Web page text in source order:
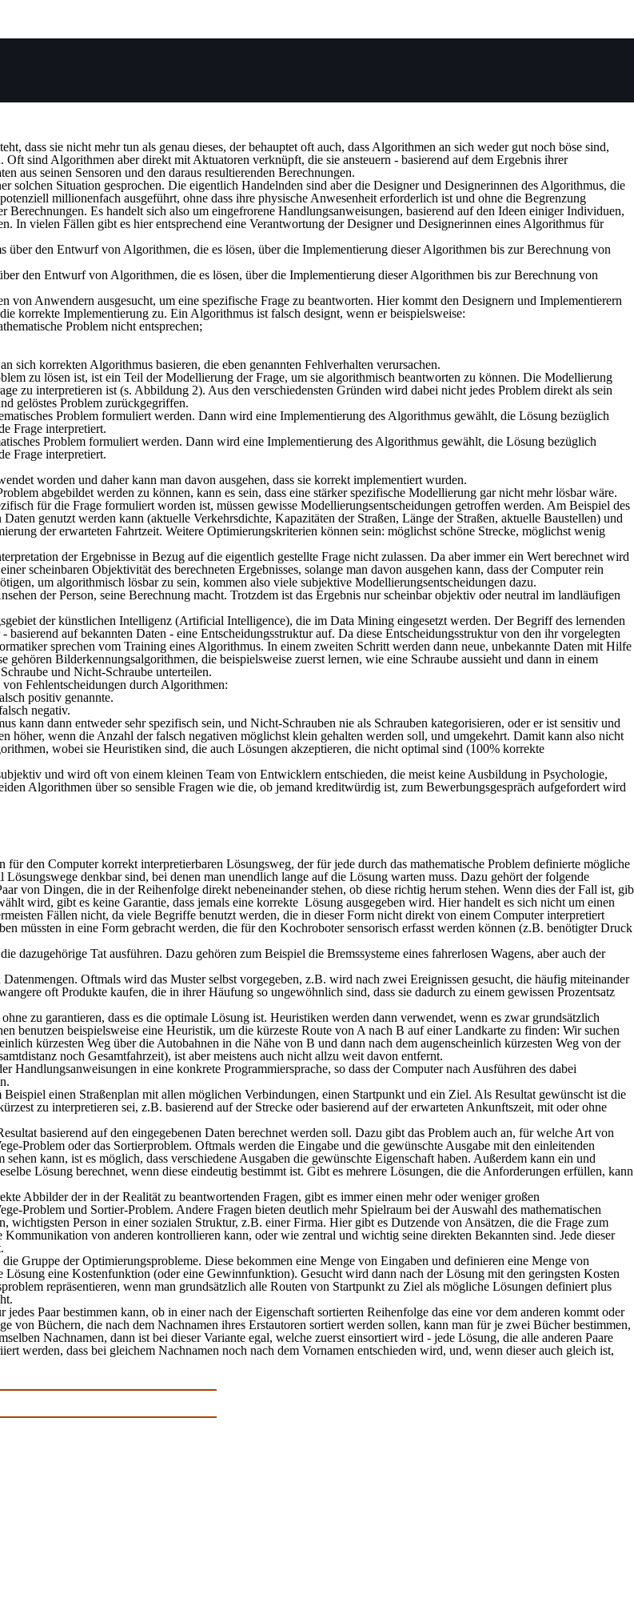
dass sie nicht mehr tun als genau dieses, der behauptet oft auch, dass Algorithmen an sich weder gut noch böse sind,
Oft sind Algorithmen aber direkt mit Aktuatoren verknüpft, die sie ansteuern - basierend auf dem Ergebnis ihrer
aus seinen Sensoren und den daraus resultierenden Berechnungen.
Situation gesprochen. Die eigentlich Handelnden sind aber die Designer und Designerinnen des Algorithmus, die
millionenfach ausgeführt, ohne dass ihre physische Anwesenheit erforderlich ist und ohne die Begrenzung
Es handelt sich also um eingefrorene Handlungsanweisungen, basierend auf den Ideen einiger Individuen,
In vielen Fällen gibt es hier entsprechend eine Verantwortung der Designer und Designerinnen eines Algorithmus für
den Entwurf von Algorithmen, die es lösen, über die Implementierung dieser Algorithmen bis zur Berechnung von
Anwendern ausgesucht, um eine spezifische Frage zu beantworten. Hier kommt den Designern und Implementierern
korrekte Implementierung zu. Ein Algorithmus ist falsch designt, wenn er beispielsweise:
Problem nicht entsprechen;
sich korrekten Algorithmus basieren, die eben genannten Fehlverhalten verursachen.
zu lösen ist, ist ein Teil derModellierung der Frage, um sie algorithmisch beantworten zu können. Die Modellierung
zu interpretieren ist (s. Abbildung 2). Aus den verschiedensten Gründen wird dabei nicht jedes Problem direkt als sein
gelöstes Problem zurückgegriffen.
Problem formuliert werden. Dann wird eine Implementierung des Algorithmus gewählt, die Lösung bezüglich
Frage interpretiert.
worden und daher kann man davon ausgehen, dass sie korrekt implementiert wurden.
abgebildet werden zu können, kann es sein, dass eine stärker spezifische Modellierung gar nicht mehr lösbar wäre.
für die Frage formuliert worden ist, müssen gewisse Modellierungsentscheidungen getroffen werden. Am Beispiel des
genutzt werden kann (aktuelle Verkehrsdichte, Kapazitäten der Straßen, Länge der Straßen, aktuelle Baustellen) und
der erwarteten Fahrtzeit. Weitere Optimierungskriterien können sein: möglichst schöne Strecke, möglichst wenig
der Ergebnisse in Bezug auf die eigentlich gestellte Frage nicht zulassen. Da aber immer ein Wert berechnet wird
scheinbaren Objektivität des berechneten Ergebnisses, solange man davon ausgehen kann, dass der Computer rein
um algorithmisch lösbar zu sein, kommen also viele subjektive Modellierungsentscheidungen dazu.
der Person, seine Berechnung macht. Trotzdem ist das Ergebnis nur scheinbar objektiv oder neutral im landläufigen
der künstlichen Intelligenz (Artificial Intelligence), die im Data Mining eingesetzt werden. Der Begriff des lernenden
auf bekannten Daten - eine Entscheidungsstruktur auf. Da diese Entscheidungsstruktur von den ihr vorgelegten
sprechen vom Training eines Algorithmus. In einem zweiten Schritt werden dann neue, unbekannte Daten mit Hilfe
Bilderkennungsalgorithmen, die beispielsweise zuerst lernen, wie eine Schraube aussieht und dann in einem
und Nicht-Schraube unterteilen.
Fehlentscheidungen durch Algorithmen:
positiv genannte.
negativ.
kann dann entweder sehr spezifisch sein, und Nicht-Schrauben nie als Schrauben kategorisieren, oder er ist sensitiv und
höher, wenn die Anzahl der falsch negativen möglichst klein gehalten werden soll, und umgekehrt. Damit kann also nicht
wobei sie Heuristiken sind, die auch Lösungen akzeptieren, die nicht optimal sind (100% korrekte
und wird oft von einem kleinen Team von Entwicklern entschieden, die meist keine Ausbildung in Psychologie,
Algorithmen über so sensible Fragen wie die, ob jemand kreditwürdig ist, zum Bewerbungsgespräch aufgefordert wird
für den Computer korrekt interpretierbaren Lösungsweg, der für jede durch das mathematische Problem definierte mögliche
denkbar sind, bei denen man unendlich lange auf die Lösung warten muss. Dazu gehört der folgende
von Dingen, die in der Reihenfolge direkt nebeneinander stehen, ob diese richtig herum stehen. Wenn dies der Fall ist, gib
wird, gibt es keine Garantie, dass jemals eine korrekte Lösung ausgegeben wird. Hier handelt es sich nicht um einen
Fällen nicht, da viele Begriffe benutzt werden, die in dieser Form nicht direkt von einem Computer interpretiert
müssten in eine Form gebracht werden, die für den Kochroboter sensorisch erfasst werden können (z.B. benötigter Druck
dazugehörige Tat ausführen. Dazu gehören zum Beispiel die Bremssysteme eines fahrerlosen Wagens, aber auch der
Oftmals wird das Muster selbst vorgegeben, z.B. wird nach zwei Ereignissen gesucht, die häufig miteinander
oft Produkte kaufen, die in ihrer Häufung so ungewöhnlich sind, dass sie dadurch zu einem gewissen Prozentsatz
zu garantieren, dass es die optimale Lösung ist. Heuristiken werden dann verwendet, wenn es zwar grundsätzlich
benutzen beispielsweise eine Heuristik, um die kürzeste Route von A nach B auf einer Landkarte zu finden: Wir suchen
kürzesten Weg über die Autobahnen in die Nähe von B und dann nach dem augenscheinlich kürzesten Weg von der
noch Gesamtfahrzeit), ist aber meistens auch nicht allzu weit davon entfernt.
Handlungsanweisungen in eine konkrete Programmiersprache, so dass der Computer nach Ausführen des dabei
einen Straßenplan mit allen möglichen Verbindungen, einen Startpunkt und ein Ziel. Als Resultat gewünscht ist die
zu interpretieren sei, z.B. basierend auf der Strecke oder basierend auf der erwarteten Ankunftszeit, mit oder ohne
basierend auf den eingegebenen Daten berechnet werden soll. Dazu gibt das Problem auch an, für welche Art von
Problem oder das Sortierproblem. Oftmals werden die Eingabe und die gewünschte Ausgabe mit den einleitenden
kann, ist es möglich, dass verschiedene Ausgaben die gewünschte Eigenschaft haben. Außerdem kann ein und
Lösung berechnet, wenn diese eindeutig bestimmt ist. Gibt es mehrere Lösungen, die die Anforderungen erfüllen, kann
Abbilder der in der Realität zu beantwortenden Fragen, gibt es immer einen mehr oder weniger großen
Problem und Sortier-Problem. Andere Fragen bieten deutlich mehr Spielraum bei der Auswahl des mathematischen
wichtigsten Person in einer sozialen Struktur, z.B. einer Firma. Hier gibt es Dutzende von Ansätzen, die die Frage zum
von anderen kontrollieren kann, oder wie zentral und wichtig seine direkten Bekannten sind. Jede dieser
Gruppe der Optimierungsprobleme. Diese bekommen eine Menge von Eingaben und definieren eine Menge von
eine Kostenfunktion (oder eine Gewinnfunktion). Gesucht wird dann nach der Lösung mit den geringsten Kosten
repräsentieren, wenn man grundsätzlich alle Routen von Startpunkt zu Ziel als mögliche Lösungen definiert plus
Paar bestimmen kann, ob in einer nach der Eigenschaft sortierten Reihenfolge das eine vor dem anderen kommt oder
von Büchern, die nach dem Nachnamen ihres Erstautoren sortiert werden sollen, kann man für je zwei Bücher bestimmen,
Nachnamen, dann ist bei dieser Variante egal, welche zuerst einsortiert wird - jede Lösung, die alle anderen Paare
werden, dass bei gleichem Nachnamen noch nach dem Vornamen entschieden wird, und, wenn dieser auch gleich ist,